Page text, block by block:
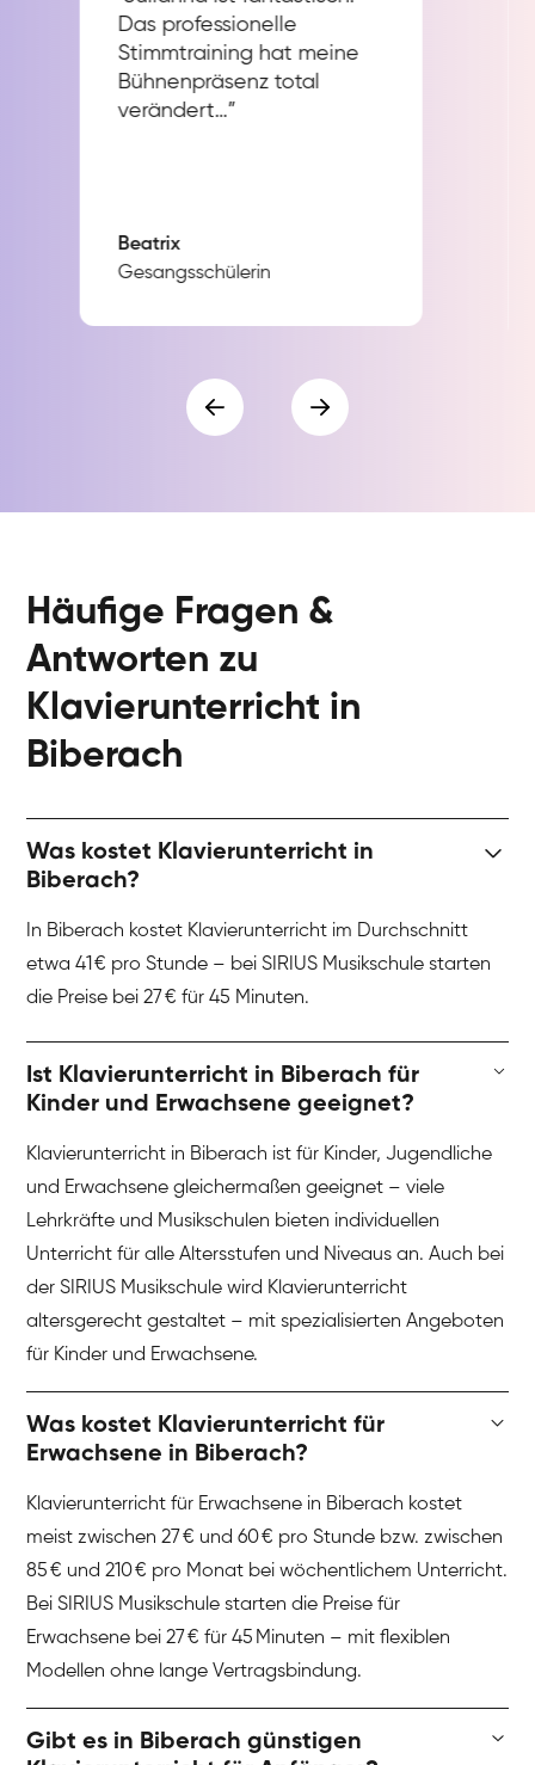
Das professionelle
Stimmtraining hat meine
Bühnenpräsenz total
verändert…”
Beatrix
Gesangsschülerin
Häufige Fragen &
Antworten zu
Klavierunterricht in
Biberach
Was kostet Klavierunterricht in
Biberach?
In Biberach kostet Klavierunterricht im Durchschnitt
etwa 41 € pro Stunde – bei SIRIUS Musikschule starten
die Preise bei 27 € für 45 Minuten.
Ist Klavierunterricht in Biberach für
Kinder und Erwachsene geeignet?
Klavierunterricht in Biberach ist für Kinder, Jugendliche
und Erwachsene gleichermaßen geeignet – viele
Lehrkräfte und Musikschulen bieten individuellen
Unterricht für alle Altersstufen und Niveaus an. Auch bei
der SIRIUS Musikschule wird Klavierunterricht
altersgerecht gestaltet – mit spezialisierten Angeboten
für Kinder und Erwachsene.
Was kostet Klavierunterricht für
Erwachsene in Biberach?
Klavierunterricht für Erwachsene in Biberach kostet
meist zwischen 27 € und 60 € pro Stunde bzw. zwischen
85 € und 210 € pro Monat bei wöchentlichem Unterricht.
Bei SIRIUS Musikschule starten die Preise für
Erwachsene bei 27 € für 45 Minuten – mit flexiblen
Modellen ohne lange Vertragsbindung.
Gibt es in Biberach günstigen